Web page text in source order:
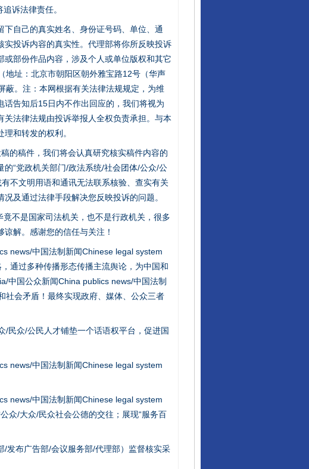
诉法律责任。
自己的真实姓名、身份证号码、单位、通
投诉内容的真实性。代理部将你所反映投诉
部份作品内容，涉及个人或单位版权和其它
地址：北京市朝阳区朝外雅宝路12号（华声
蔽。注：本网根据有关法律法规规定，为维
告知后15日内不作出回应的，我们将视为
法律法规由投诉举报人全权负责承担。与本
和转发的权利。
的稿件，我们将会认真研究核实稿件内容的
“党政机关部门/政法系统/社会团体/公众/公
不文明用语和通讯无法联系核验、查实有关
及通过法律手段解决您反映投诉的问题。
不是国家司法机关，也不是行政机关，很多
解。感谢您的信任与关注！
news/中国法制新闻Chinese legal system
通过多种传播形态传播主流舆论，为中国和
中国公众新闻China publics news/中国法制
社会矛盾！最终实现政府、媒体、公众三者
民众/公民人才铺垫一个话语权平台，促进国
news/中国法制新闻Chinese legal system
news/中国法制新闻Chinese legal system
众/大众/民众社会公德的交往；展现“服务百
发布广告部/会议服务部/代理部）监督核实采
行业协会接连发公告